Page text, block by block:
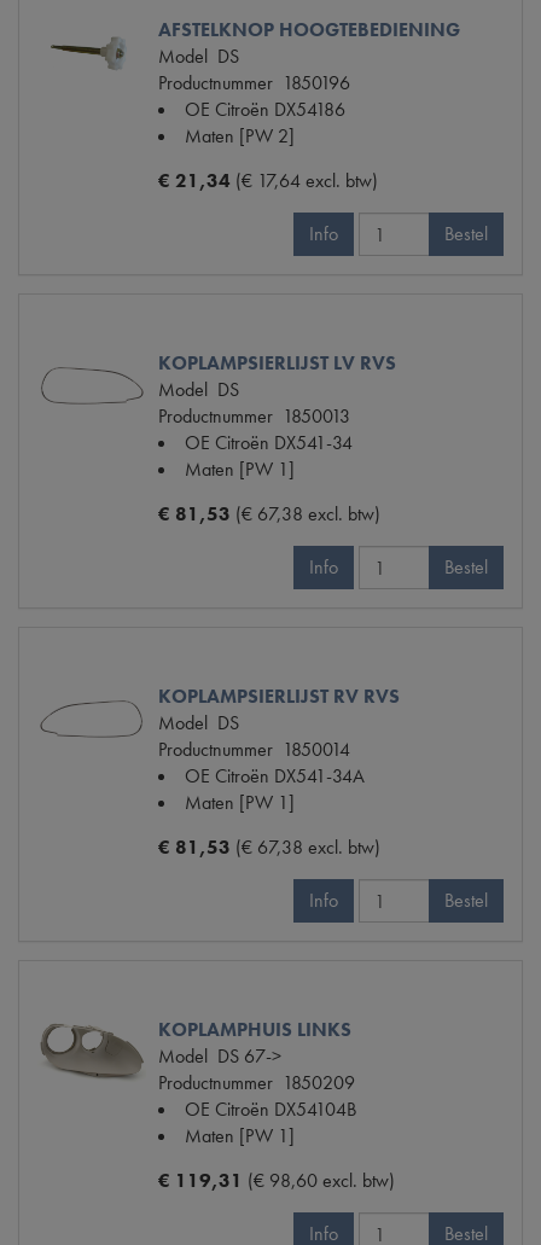
AFSTELKNOP HOOGTEBEDIENING
Model DS
Productnummer 1850196
OE Citroën DX54186
Maten [PW 2]
€ 21,34 (€ 17,64 excl. btw)
Info Bestel
KOPLAMPSIERLIJST LV RVS
Model DS
Productnummer 1850013
OE Citroën DX541-34
Maten [PW 1]
€ 81,53 (€ 67,38 excl. btw)
Info Bestel
KOPLAMPSIERLIJST RV RVS
Model DS
Productnummer 1850014
OE Citroën DX541-34A
Maten [PW 1]
€ 81,53 (€ 67,38 excl. btw)
Info Bestel
KOPLAMPHUIS LINKS
Model DS 67->
Productnummer 1850209
OE Citroën DX54104B
Maten [PW 1]
€ 119,31 (€ 98,60 excl. btw)
Info Bestel